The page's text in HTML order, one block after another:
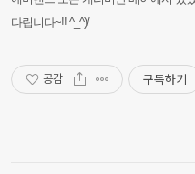
다립니다~!! ^_^)/
공감 구독하기